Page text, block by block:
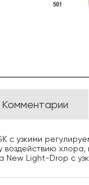
Комментарии
с узкими
воздействию
New Light-Drop с